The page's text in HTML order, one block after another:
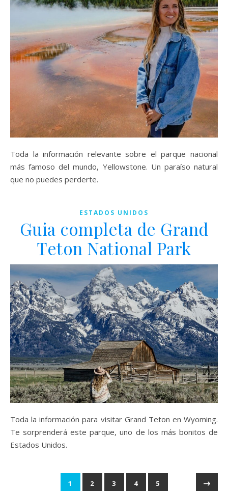
Toda la información relevante sobre el parque nacional
más famoso del mundo, Yellowstone. Un paraíso natural
que no puedes perderte.
ESTADOS UNIDOS
Guia completa de Grand
Teton National Park
Toda la información para visitar Grand Teton en Wyoming.
Te sorprenderá este parque, uno de los más bonitos de
Estados Unidos.
1 2 3 4 5